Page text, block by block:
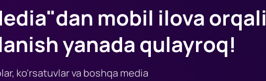
mobil ilova orqali
yanada qulayroq!
ko'rsatuvlar va boshqa media